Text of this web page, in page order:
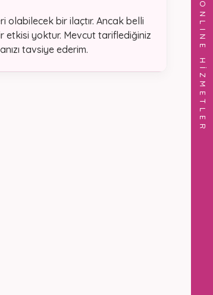
ONLINE HİZMETLER
olabilecek bir ilaçtır. Ancak belli
etkisi yoktur. Mevcut tariflediğiniz
tavsiye ederim.